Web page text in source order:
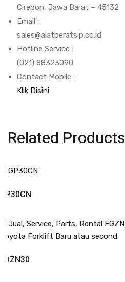
Cirebon, Jawa Barat – 45132
Email :
sales@alatberatsip.co.id
Hotline Service :
(021) 88323090
Contact Mobile :
Klik Disini
Related Products
GP30CN
FDZN30